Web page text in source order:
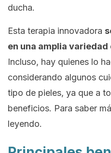
ducha.
Esta terapia innovadora
en una amplia
Incluso, hay quienes lo
considerando algunos
tipo de pieles, ya que a
beneficios. Para saber
leyendo.